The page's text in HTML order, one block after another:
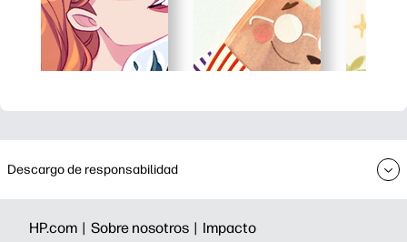
Descargo de responsabilidad
HP.com | Sobre nosotros | Impacto